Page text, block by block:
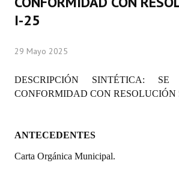
Comisiones Permanentes
Comisiones Especiales
Concejales Mandato Cumplido
Programas
Constitución Nacional
I-25
29 Mayo 2025
DESCRIPCIÓN SINTÉTICA:
SE
CONFORMIDAD CON RESOLUCIÓN
ANTECEDENTES
Carta Orgánica Municipal.